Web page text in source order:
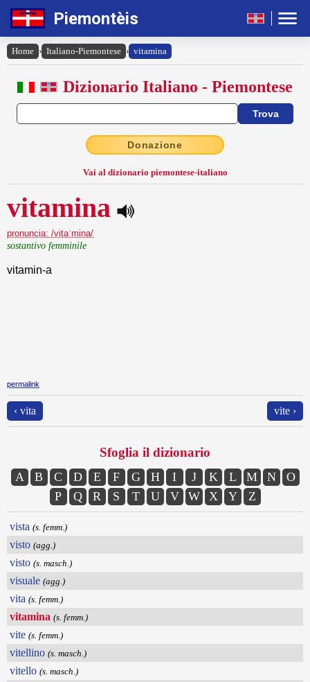
Piemontèis
Home › Italiano-Piemontese › vitamina
Dizionario Italiano - Piemontese
Donazione
Vai al dizionario piemontese-italiano
vitamina
pronuncia: /vitaˈmina/
sostantivo femminile
vitamin-a
permalink
‹ vita vite ›
Sfoglia il dizionario
A B C D E F G H I J K L M N
O
P
Q R S T U V W X Y Z
vista (s. femm.)
visto (agg.)
visto (s. masch.)
visuale (agg.)
vita (s. femm.)
vitamina (s. femm.)
vite (s. femm.)
vitellino (s. masch.)
vitello (s. masch.)